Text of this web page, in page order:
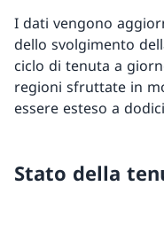
I dati vengono
dello svolgimento
ciclo di tenuta a
regioni sfruttate in
essere esteso a
Stato della